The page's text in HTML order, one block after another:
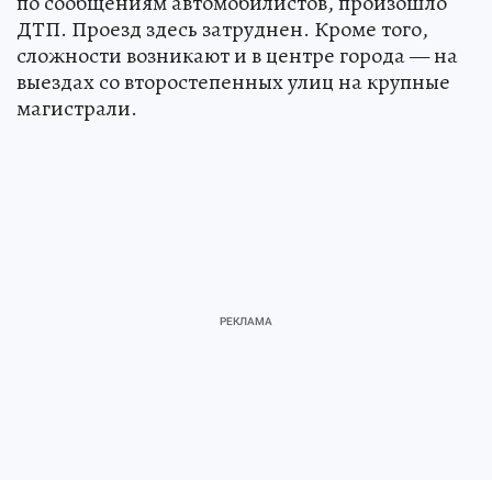
На развязке Нежинского и Загородного шоссе,
по сообщениям автомобилистов, произошло
ДТП. Проезд здесь затруднен. Кроме того,
сложности возникают и в центре города — на
выездах со второстепенных улиц на крупные